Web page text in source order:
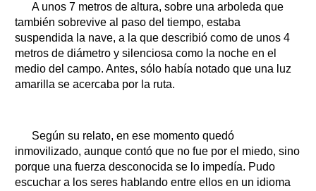
A unos 7 metros de altura, sobre una arboleda que
también sobrevive al paso del tiempo, estaba
suspendida la nave, a la que describió como de unos 4
metros de diámetro y silenciosa como la noche en el
medio del campo. Antes, sólo había notado que una luz
amarilla se acercaba por la ruta.
Según su relato, en ese momento quedó
inmovilizado, aunque contó que no fue por el miedo, sino
porque una fuerza desconocida se lo impedía. Pudo
escuchar a los seres hablando entre ellos en un idioma